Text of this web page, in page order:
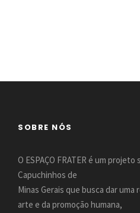
SOBRE NÓS
O ESPAÇO FRATER é um
Capuchinhos de
Minas Gerais que busca dar
arte e da promoção humana,